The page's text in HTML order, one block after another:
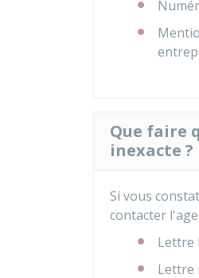
Que faire
inexacte ?
Si vous
contacter
Lettre
Lettre